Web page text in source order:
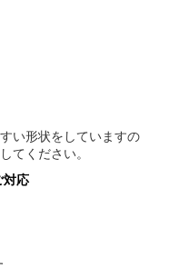
い形状をしていますの
てください。
対応